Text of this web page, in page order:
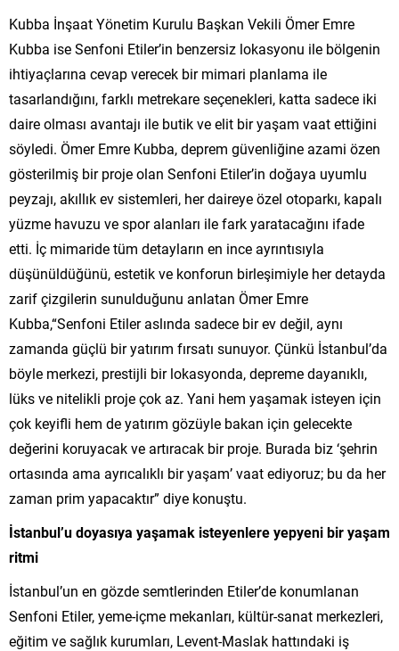
Kubba İnşaat Yönetim Kurulu Başkan Vekili Ömer Emre
Kubba ise Senfoni Etiler’in benzersiz lokasyonu ile bölgenin
ihtiyaçlarına cevap verecek bir mimari planlama ile
tasarlandığını, farklı metrekare seçenekleri, katta sadece iki
daire olması avantajı ile butik ve elit bir yaşam vaat ettiğini
söyledi. Ömer Emre Kubba, deprem güvenliğine azami özen
gösterilmiş bir proje olan Senfoni Etiler’in doğaya uyumlu
peyzajı, akıllık ev sistemleri, her daireye özel otoparkı, kapalı
yüzme havuzu ve spor alanları ile fark yaratacağını ifade
etti. İç mimaride tüm detayların en ince ayrıntısıyla
düşünüldüğünü, estetik ve konforun birleşimiyle her detayda
zarif çizgilerin sunulduğunu anlatan Ömer Emre
Kubba,“Senfoni Etiler aslında sadece bir ev değil, aynı
zamanda güçlü bir yatırım fırsatı sunuyor. Çünkü İstanbul’da
böyle merkezi, prestijli bir lokasyonda, depreme dayanıklı,
lüks ve nitelikli proje çok az. Yani hem yaşamak isteyen için
çok keyifli hem de yatırım gözüyle bakan için gelecekte
değerini koruyacak ve artıracak bir proje. Burada biz ‘şehrin
ortasında ama ayrıcalıklı bir yaşam’ vaat ediyoruz; bu da her
zaman prim yapacaktır” diye konuştu.
İstanbul’u doyasıya yaşamak isteyenlere yepyeni bir yaşam
ritmi
İstanbul’un en gözde semtlerinden Etiler’de konumlanan
Senfoni Etiler, yeme-içme mekanları, kültür-sanat merkezleri,
eğitim ve sağlık kurumları, Levent-Maslak hattındaki iş